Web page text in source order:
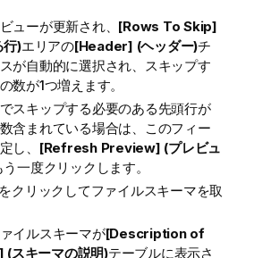
ューが更新され、 [Rows To Skip]
行)エリアの[Header] (ヘッダー)チ
が自動的に選択され、スキップす
数が1つ増えます。
スキップする必要のある先頭行が
含まれている場合は、このフィー
し、 [Refresh Preview] (プレビュ
一度クリックします。
クリックしてファイルスキーマを取
イルスキーマが[Description of
スキーマの説明)テーブルに表示さ